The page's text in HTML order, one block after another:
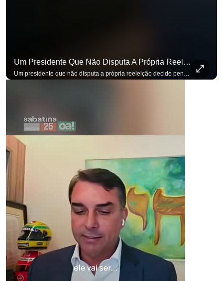
Um Presidente Que Não Disputa A Própria Reeleição Decide Pensando Em Quem Vem Depois.